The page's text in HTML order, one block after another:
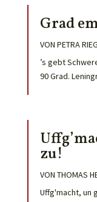
Grad
VON PETRA
’s gebt
90 Grad.
zu!
VON THOMAS
Uffg'macht, un